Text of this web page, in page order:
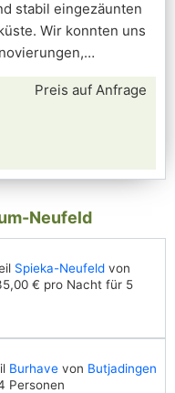
stabil eingezäunten
Wir konnten uns
Preis auf Anfrage
Neufeld
Spieka-Neufeld von
€ pro Nacht für 5
Burhave von Butjadingen
Personen